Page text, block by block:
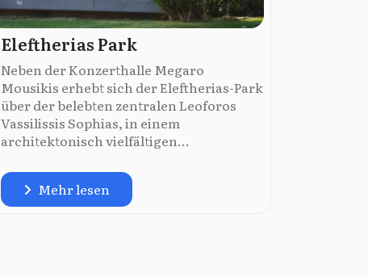
Eleftherias Park
Neben der Konzerthalle Megaro
Mousikis erhebt sich der Eleftherias-Park
über der belebten zentralen Leoforos
Vassilissis Sophias, in einem
architektonisch vielfältigen...
Mehr lesen